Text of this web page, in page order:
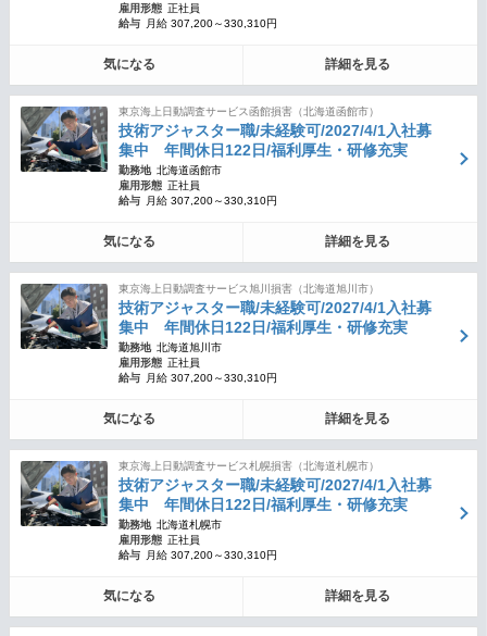
雇用形態 正社員
給与
月給 307,200～330,310円
気になる 詳細を見る
東京海上日動調査サービス函館損害（北海道函館市）
技術アジャスター職/未経験可/2027/4/1入社募
集中 年間休日122日/福利厚生・研修充実
勤務地 北海道函館市
雇用形態 正社員
給与
月給 307,200～330,310円
気になる 詳細を見る
東京海上日動調査サービス旭川損害（北海道旭川市）
技術アジャスター職/未経験可/2027/4/1入社募
集中 年間休日122日/福利厚生・研修充実
勤務地 北海道旭川市
雇用形態 正社員
給与
月給 307,200～330,310円
気になる 詳細を見る
東京海上日動調査サービス札幌損害（北海道札幌市）
技術アジャスター職/未経験可/2027/4/1入社募
集中 年間休日122日/福利厚生・研修充実
勤務地 北海道札幌市
雇用形態 正社員
給与
月給 307,200～330,310円
気になる 詳細を見る